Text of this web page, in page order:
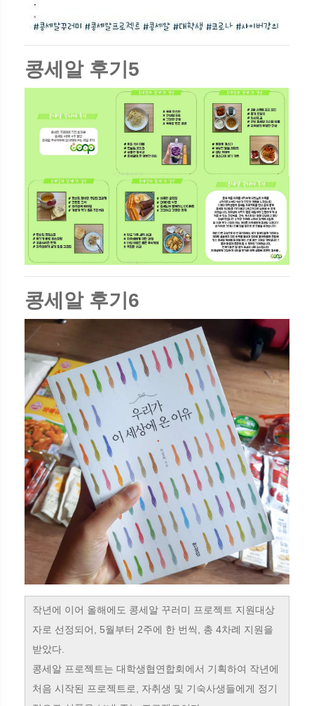
콩세알 후기5
콩세알 후기6
작년에 이어 올해에도 콩세알 꾸러미 프로젝트 지원대상
자로 선정되어, 5월부터 2주에 한 번씩, 총 4차례 지원을
받았다.
콩세알 프로젝트는 대학생협연합회에서 기획하여 작년에
처음 시작된 프로젝트로, 자취생 및 기숙사생들에게 정기